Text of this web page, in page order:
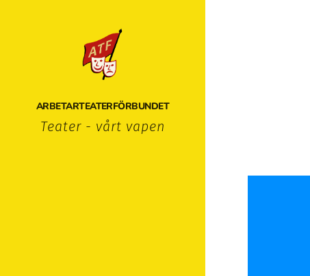
ARBETARTEATERFÖRBUNDET
Teater - vårt vapen